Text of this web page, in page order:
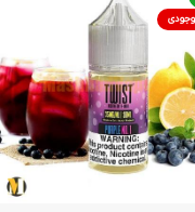
موجودی